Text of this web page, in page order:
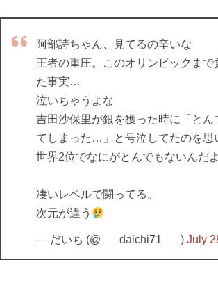
阿部詩ちゃん、見てるの辛いな
王者の重圧。このオリンピックまで
た事実…
泣いちゃうよな
吉田沙保里が銀を獲った時に「とん
てしまった…」と号泣してたのを思
世界2位でなにがとんでもないんだ
凄いレベルで闘ってる。
次元が違う
— だいち (@___daichi71___) July